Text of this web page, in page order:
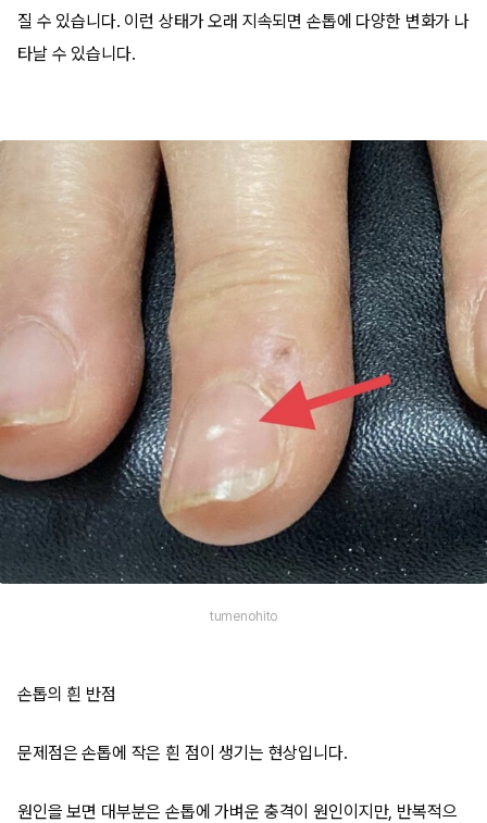
질 수 있습니다. 이런 상태가 오래 지속되면 손톱에 다양한 변화가 나
타날 수 있습니다.
tumenohito
손톱의 흰 반점
문제점은 손톱에 작은 흰 점이 생기는 현상입니다.
원인을 보면 대부분은 손톱에 가벼운 충격이 원인이지만, 반복적으